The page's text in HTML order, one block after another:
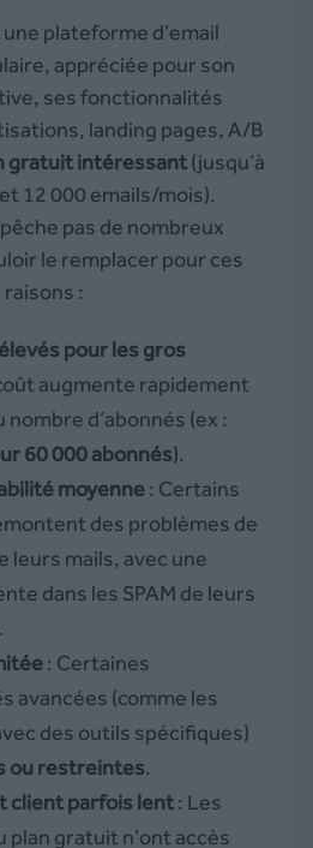
plateforme d’email
appréciée pour son
ses fonctionnalités
landing pages, A/B
gratuit intéressant(jusqu’à
12 000 emails/mois).
pas de nombreux
le remplacer pour ces
raisons :
pour les gros
augmente rapidement
d’abonnés (ex :
60 000 abonnés).
moyenne: Certains
des problèmes de
leurs mails, avec une
dans les SPAM de leurs
: Certaines
avancées (comme les
des outils spécifiques)
ou restreintes.
client parfois lent: Les
plan gratuit n’ont accès